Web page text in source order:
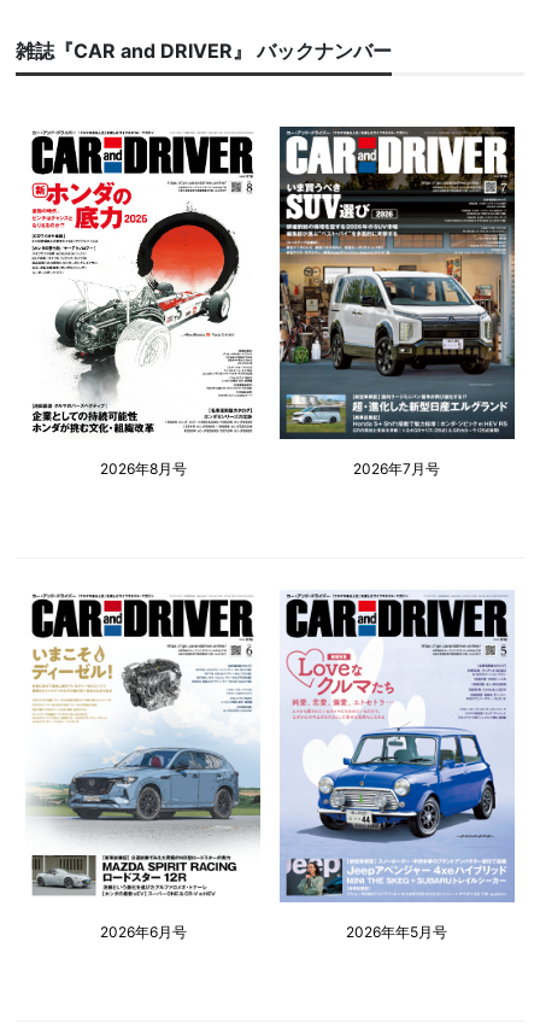
雑誌『CAR and DRIVER』 バックナンバー
2026年8月号 2026年7月号
2026年6月号 2026年年5月号